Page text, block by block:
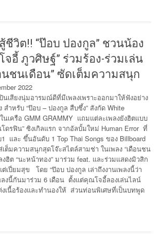
ชีวิต!! “ป๊อบ ปองกูล” ชวนน้อง
จอี้ ภูวศิษฐ์” ร่วมร้อง-ร่วมเล่น
นชนเดือน” ซัดเต็มความสนุก
2022
นเสียงนุ่มอารมณ์ดีที่มีเพลงเพราะออกมาให้ฟังอย่าง
สำหรับ “ป๊อบ – ปองกูล สืบซึ้ง” สังกัด White
นเครือ GMM GRAMMY แถมแต่ละเพลงยังฮิตแบบ
ดรฟิน” ซิงเกิลแรก จากอัลบั้มใหม่ Human Error ที่
และ ขึ้นอันดับ 1 Top Thai Songs ของ Billboard
ต็มความสนุกสุดโจ๊ะสไตล์สามช่า ในเพลง “เดือนชน
ฮิต “นะหน้าทอง” มาร่วม feat. และร่วมแสดงมิวสิก
ปี่ยมสุข โดย “ป๊อบ ปองกูล เล่าถึงงานเพลงนี้ว่า
ลงนี้กันมาร่วม 6 เดือน ตั้งแต่คุณโจอี้ลองเล่นไลน์
เนื้อร้องและทำนองให้ ส่วนท่อนพิเศษที่เป็นบทพูด